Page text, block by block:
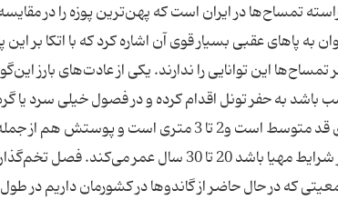
راسته تمساح‌ها در ایران است که پهن‌ترین پوزه را در
به پاهای عقبی بسیار قوی آن اشاره کرد که با اتکا بر
تمساح‌ها این توانایی را ندارند. یکی از عادت‌های بارز
باشد به حفر تونل اقدام کرده و در فصول خیلی سرد یا گرم
رسیده و اگر شرایط مهیا باشد 20 تا 30